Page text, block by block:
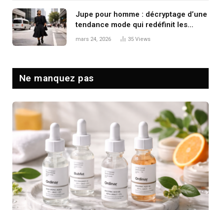
Jupe pour homme : décryptage d’une
tendance mode qui redéfinit les
codes masculins
mars 24, 2026 35 Views
Ne manquez pas